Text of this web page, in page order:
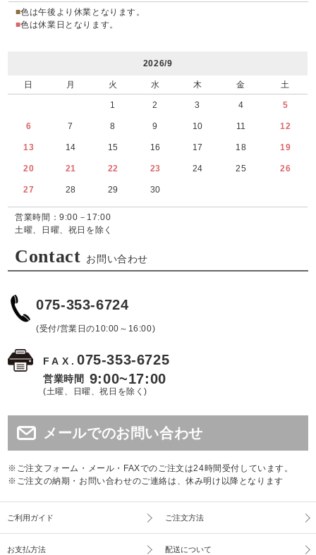
■色は午後より休業となります。
■色は休業日となります。
2026/9
日 月 火 水 木 金 土
1 2 3 4 5
6 7 8 9 10 11 12
13 14 15 16 17 18 19
20 21 22 23 24 25 26
27 28 29 30
営業時間：9:00－17:00
土曜、日曜、祝日を除く
Contact お問い合わせ
075-353-6724
(受付/営業日の10:00～16:00)
FAX.075-353-6725
営業時間 9:00~17:00
(土曜、日曜、祝日を除く)
メールでのお問い合わせ
※ご注文フォーム・メール・FAXでのご注文は24時間受付しています。
※ご注文の納期・お問い合わせのご連絡は、休み明け以降となります
ご利用ガイド ご注文方法
お支払方法 配送について